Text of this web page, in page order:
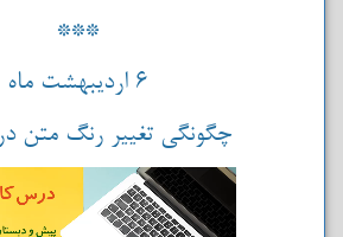
***
6 اردیبهشت ماه
چگونگی تغییر رنگ متن در word